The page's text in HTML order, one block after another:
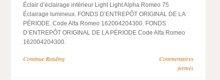
Éclair d’éclairage intérieur Light Light Alpha Romeo 75
Éclairage lumineux. FONDS D’ENTREPÔT ORIGINAL DE LA
PÉRIODE. Code Alfa Romeo 162004204300. FONDS
D’ENTREPÔT ORIGINAL DE LA PÉRIODE Code Alfa Romeo
162004204300.
Continue Reading
Commentaires
fermés